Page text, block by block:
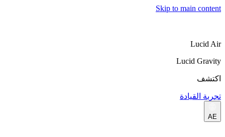
Skip to main content
Lucid Air
Lucid Gravity
اكتشف
تجربة القيادة
AE